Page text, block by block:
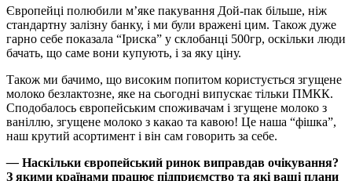
Європейці полюбили м’яке пакування Дой-пак більше, ніж
стандартну залізну банку, і ми були вражені цим. Також дуже
гарно себе показала “Іриска” у склобанці 500гр, оскільки люди
бачать, що саме вони купують, і за яку ціну.
Також ми бачимо, що високим попитом користується згущене
молоко безлактозне, яке на сьогодні випускає тільки ПМКК.
Сподобалось європейським споживачам і згущене молоко з
ваніллю, згущене молоко з какао та кавою! Це наша “фішка”,
наш крутий асортимент і він сам говорить за себе.
— Наскільки європейський ринок виправдав очікування?
З якими країнами працює підприємство та які ваші плани